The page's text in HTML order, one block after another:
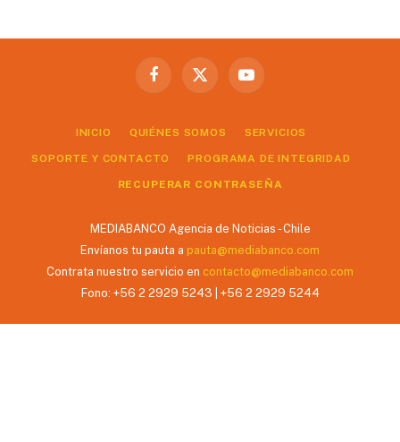
Facebook
X
YouTube
INICIO QUIÉNES SOMOS SERVICIOS
SOPORTE Y CONTACTO PROGRAMA DE INTEGRIDAD
RECUPERAR CONTRASEÑA
MEDIABANCO Agencia de Noticias - Chile
Envíanos tu pauta a pauta@mediabanco.com
Contrata nuestro servicio en contacto@mediabanco.com
Fono: +56 2 2929 5243 | +56 2 2929 5244